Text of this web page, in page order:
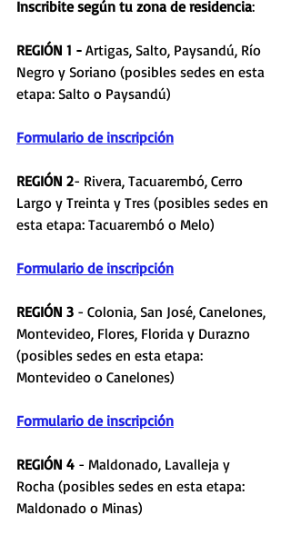
Inscribite según tu zona de residencia:
REGIÓN 1 - Artigas, Salto, Paysandú, Río
Negro y Soriano (posibles sedes en esta
etapa: Salto o Paysandú)
Formulario de inscripción
REGIÓN 2- Rivera, Tacuarembó, Cerro
Largo y Treinta y Tres (posibles sedes en
esta etapa: Tacuarembó o Melo)
Formulario de inscripción
REGIÓN 3 - Colonia, San José, Canelones,
Montevideo, Flores, Florida y Durazno
(posibles sedes en esta etapa:
Montevideo o Canelones)
Formulario de inscripción
REGIÓN 4 - Maldonado, Lavalleja y
Rocha (posibles sedes en esta etapa:
Maldonado o Minas)